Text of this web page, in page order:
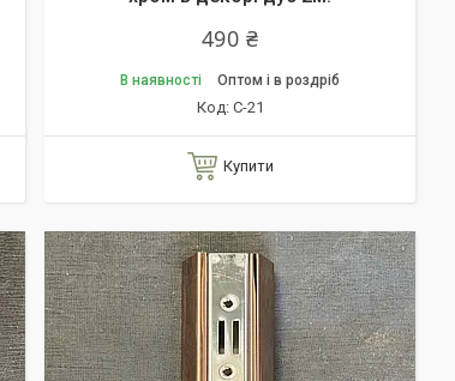
490 ₴
В наявності Оптом і в роздріб
С-21
Купити